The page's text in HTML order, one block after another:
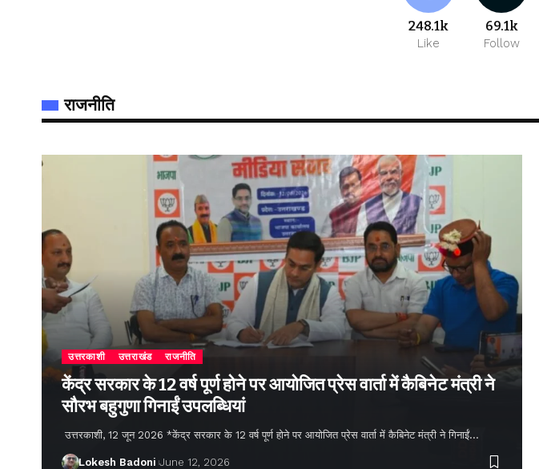
248.1k
Like
69.1k
Follow
राजनीति
उत्तरकाशी उत्तराखंड राजनीति
केंद्र सरकार के 12 वर्ष पूर्ण होने पर आयोजित प्रेस वार्ता में कैबिनेट मंत्री ने
सौरभ बहुगुणा गिनाईं उपलब्धियां
उत्तरकाशी, 12 जून 2026 *केंद्र सरकार के 12 वर्ष पूर्ण होने पर आयोजित प्रेस वार्ता में कैबिनेट मंत्री ने गिनाईं…
Lokesh Badoni June 12, 2026